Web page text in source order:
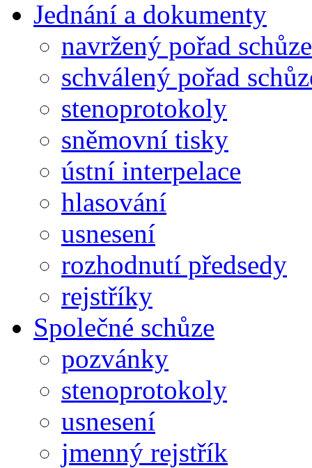
Jednání a dokumenty
navržený pořad schůze
schválený pořad
stenoprotokoly
sněmovní tisky
ústní interpelace
hlasování
usnesení
rozhodnutí předsedy
rejstříky
Společné schůze
pozvánky
stenoprotokoly
usnesení
jmenný rejstřík